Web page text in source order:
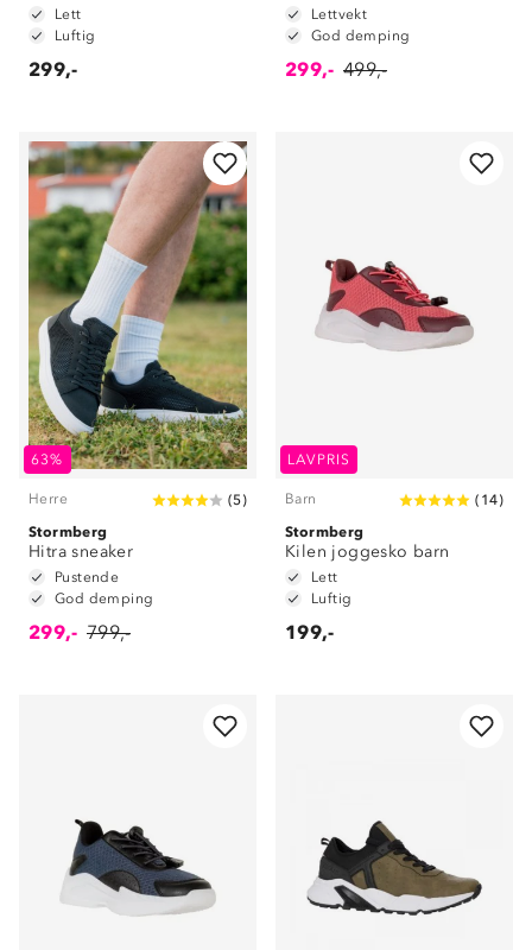
Lett
Luftig
299,-
Lettvekt
God demping
299,- 499,-
63%
Herre (5)
Stormberg
Hitra sneaker
Pustende
God demping
299,- 799,-
LAVPRIS
Barn ( 14)
Stormberg
Kilen joggesko barn
Lett
Luftig
199,-